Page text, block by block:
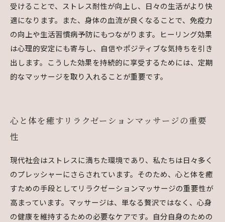
受けることで、ストレス耐性が向上し、日々の生活がより快
適になります。また、身体の血流が良くなることで、免疫力
の向上や生活習慣病予防にもつながります。ヒーリング効果
は心理的安定にも寄与し、自信やポジティブな気持ちを引き
出します。こうした効果を持続的に享受するためには、定期
的なマッサージを取り入れることが重要です。
心と体を癒すリラクゼーションマッサージの重要
性
現代社会はストレスに満ちた環境であり、私たちは日々多く
のプレッシャーにさらされています。そのため、心と体を癒
すための手段としてリラクゼーションマッサージの重要性が
高まっています。マッサージは、単なる贅沢ではなく、心身
の健康を維持するための必要なケアです。自分自身のための